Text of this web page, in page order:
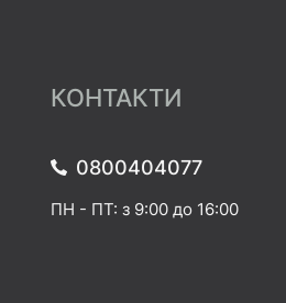
КОНТАКТИ
0800404077
ПН - ПТ: з 9:00 до 16:00